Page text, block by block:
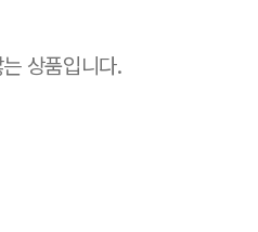
상품입니다.